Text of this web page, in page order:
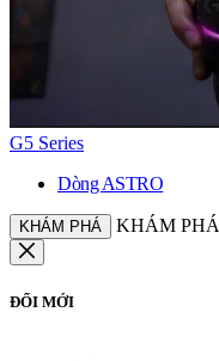
G5 Series
Dòng ASTRO
KHÁM PHÁ KHÁM PHÁ
ĐỔI MỚI